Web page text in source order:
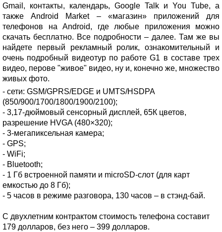
Gmail, контакты, календарь, Google Talk и You Tube, а
также Android Market – «магазин» приложений для
телефонов на Android, где любые приложения можно
скачать бесплатно. Все подробности – далее. Там же вы
найдете первый рекламный ролик, ознакомительный и
очень подробный видеотур по работе G1 в составе трех
видео, перове "живое" видео, ну и, конечно же, множество
живых фото.
- сети: GSM/GPRS/EDGE и UMTS/HSDPA
(850/900/1700/1800/1900/2100);
- 3,17-дюймовый сенсорный дисплей, 65К цветов,
разрешение HVGA (480×320);
- 3-мегапиксельная камера;
- GPS;
- WiFi;
- Bluetooth;
- 1 Гб встроенной памяти и microSD-слот (для карт
емкостью до 8 Гб);
- 5 часов в режиме разговора, 130 часов – в стэнд-бай.
С двухлетним контрактом стоимость телефона составит
179 долларов, без него – 399 долларов.